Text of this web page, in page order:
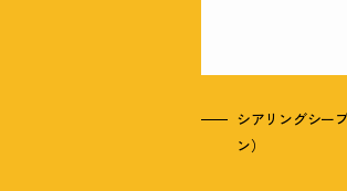
シアリングシー
ン）